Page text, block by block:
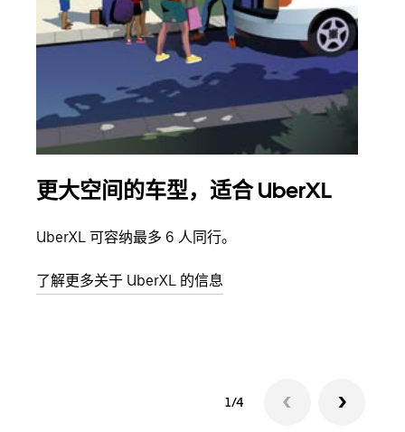
更大空间的车型，适合 UberXL
UberXL 可容纳最多 6 人同行。
了解更多关于 UberXL 的信息
1/4